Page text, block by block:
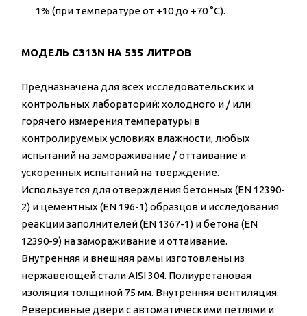
1% (при температуре от +10 до +70 °C).
МОДЕЛЬ C313N НА 535 ЛИТРОВ
Предназначена для всех исследовательских и
контрольных лабораторий: холодного и / или
горячего измерения температуры в
контролируемых условиях влажности, любых
испытаний на замораживание / оттаивание и
ускоренных испытаний на тверждение.
Используется для отверждения бетонных (EN 12390-
2) и цементных (EN 196-1) образцов и исследования
реакции заполнителей (EN 1367-1) и бетона (EN
12390-9) на замораживание и оттаивание.
Внутренняя и внешняя рамы изготовлены из
нержавеющей стали AISI 304. Полиуретановая
изоляция толщиной 75 мм. Внутренняя вентиляция.
Реверсивные двери с автоматическими петлями и